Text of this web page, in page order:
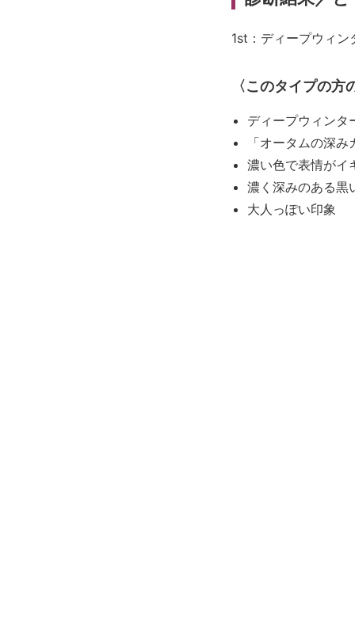
1st：ディープウィ
〈このタイプの方
ディープウィンタ
「オータムの深
濃い色で表情がイ
濃く深みのある黒
大人っぽい印象